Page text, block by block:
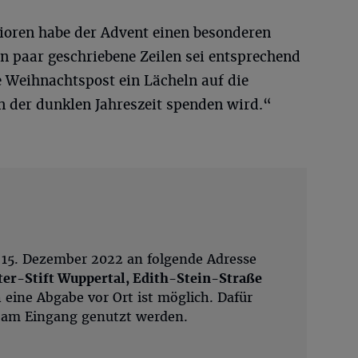
habe der Advent einen besonderen
paar geschriebene Zeilen sei entsprechend
ein Lächeln auf die
dunklen Jahreszeit spenden wird.“
Dezember 2022 an folgende Adresse
Stift Wuppertal, Edith-Stein-Straße
eine Abgabe vor Ort ist möglich. Dafür
Eingang genutzt werden.